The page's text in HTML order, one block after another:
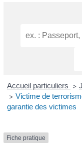
Accueil particuliers >
> Victime de
garantie des victimes
Fiche pratique